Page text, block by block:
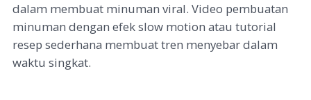
dalam membuat minuman viral. Video pembuatan
minuman dengan efek slow motion atau tutorial
resep sederhana membuat tren menyebar dalam
waktu singkat.